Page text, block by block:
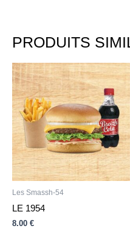
PRODUITS
Les Smassh-54
LE 1954
8.00 €